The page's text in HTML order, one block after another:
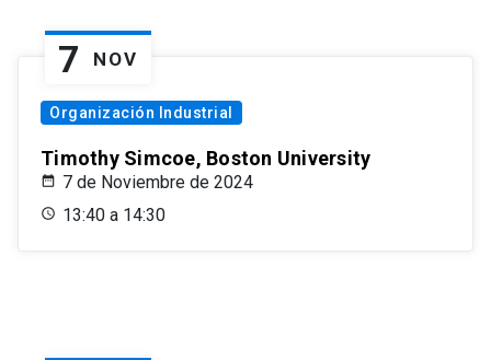
7 NOV
Organización Industrial
Timothy Simcoe, Boston University
7 de Noviembre de 2024
13:40 a 14:30